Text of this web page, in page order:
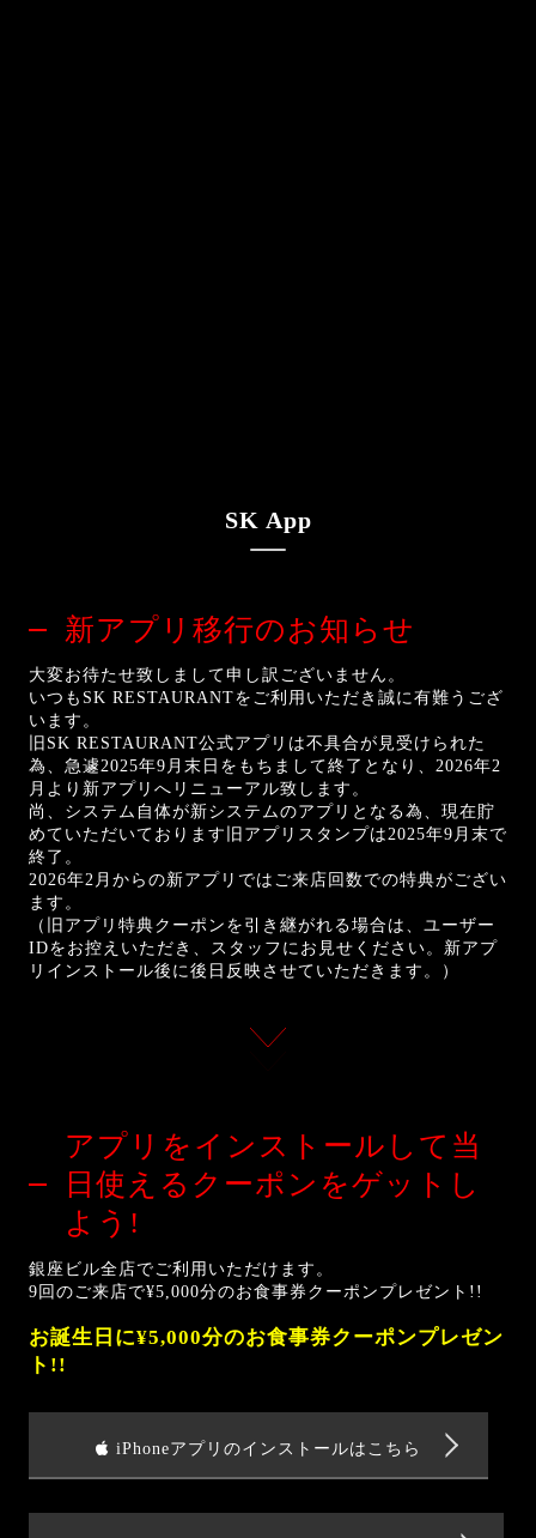
SK App
新アプリ移行のお知らせ
大変お待たせ致しまして申し訳ございません。
いつもSK RESTAURANTをご利用いただき誠に有難うござ
います。
旧SK RESTAURANT公式アプリは不具合が見受けられた
為、急遽2025年9月末日をもちまして終了となり、2026年2
月より新アプリへリニューアル致します。
尚、システム自体が新システムのアプリとなる為、現在貯
めていただいております旧アプリスタンプは2025年9月末で
終了。
2026年2月からの新アプリではご来店回数での特典がござい
ます。
（旧アプリ特典クーポンを引き継がれる場合は、ユーザー
IDをお控えいただき、スタッフにお見せください。新アプ
リインストール後に後日反映させていただきます。）
アプリをインストールして 当
日使えるクーポンをゲットし
よう!
銀座ビル全店でご利用いただけます。
9回のご来店で¥5,000分のお食事券クーポンプレゼント!!
お誕生日に¥5,000分のお食事券クーポンプレゼン
ト!!
iPhoneアプリのインストールはこちら